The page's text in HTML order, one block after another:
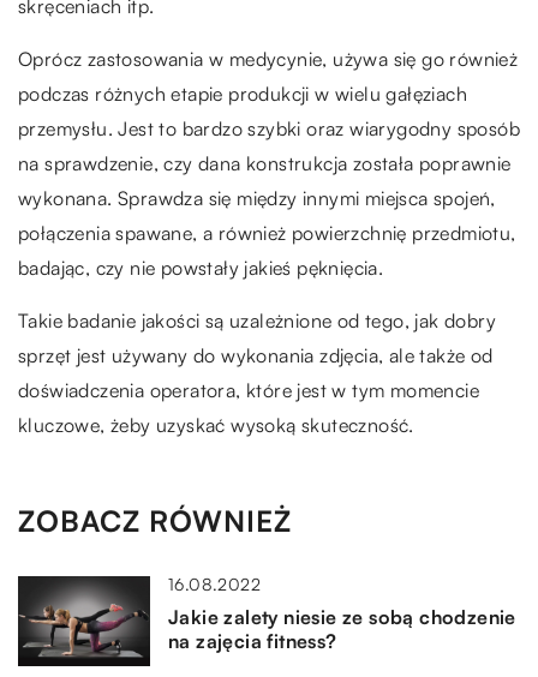
skręceniach itp.
Oprócz zastosowania w medycynie, używa się go również
podczas różnych etapie produkcji w wielu gałęziach
przemysłu. Jest to bardzo szybki oraz wiarygodny sposób
na sprawdzenie, czy dana konstrukcja została poprawnie
wykonana. Sprawdza się między innymi miejsca spojeń,
połączenia spawane, a również powierzchnię przedmiotu,
badając, czy nie powstały jakieś pęknięcia.
Takie badanie jakości są uzależnione od tego, jak dobry
sprzęt jest używany do wykonania zdjęcia, ale także od
doświadczenia operatora, które jest w tym momencie
kluczowe, żeby uzyskać wysoką skuteczność.
ZOBACZ RÓWNIEŻ
16.08.2022
Jakie zalety niesie ze sobą chodzenie
na zajęcia fitness?